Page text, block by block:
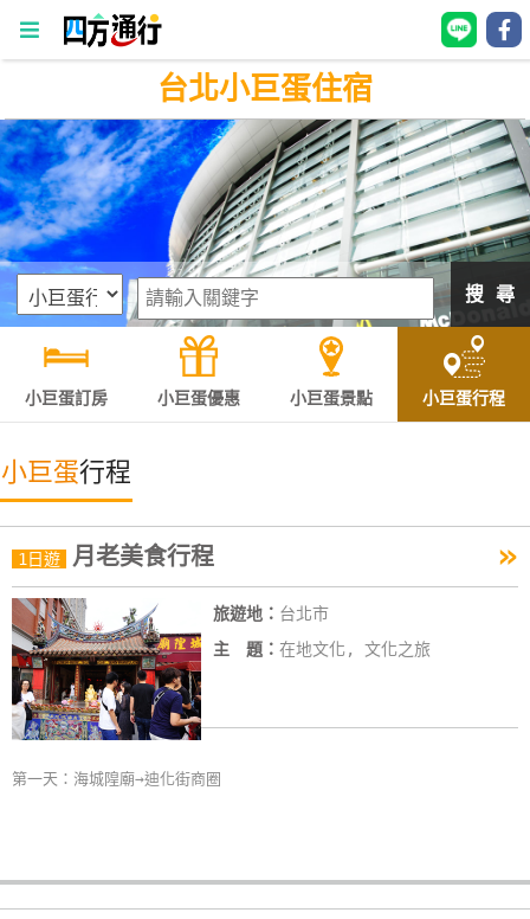
四
方
通
行
訂
房
灣
訂
房
HOT
特
色
民
宿
全
租
台北小巨蛋住宿
搜 尋
小巨蛋訂房 小巨蛋優惠 小巨蛋景點 小巨蛋行程
小巨蛋行程
1日遊 月老美食行程 »
旅遊地： 台北市
主 題： 在地文化, 文化之旅
第一天：海城隍廟→迪化街商圈